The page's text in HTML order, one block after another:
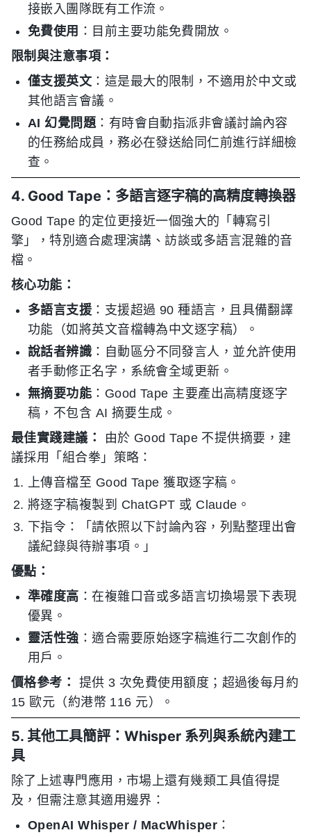
接嵌入團隊既有工作流。
免費使用 ：目前主要功能免費開放。
限制與注意事項：
僅支援英文 ：這是最大的限制，不適用於中文或
其他語言會議。
AI 幻覺問題 ：有時會自動指派非會議討論內容
的任務給成員，務必在發送給同仁前進行詳細檢
查。
4. Good Tape：多語言逐字稿的高精度轉換器
Good Tape 的定位更接近一個強大的「轉寫引
擎」，特別適合處理演講、訪談或多語言混雜的音
檔。
核心功能：
多語言支援 ：支援超過 90 種語言，且具備翻譯
功能（如將英文音檔轉為中文逐字稿）。
說話者辨識 ：自動區分不同發言人，並允許使用
者手動修正名字，系統會全域更新。
無摘要功能 ：Good Tape 主要產出高精度逐字
稿，不包含 AI 摘要生成。
最佳實踐建議：
由於 Good Tape 不提供摘要，建
議採用「組合拳」策略：
上傳音檔至 Good Tape 獲取逐字稿。
將逐字稿複製到 ChatGPT 或 Claude。
下指令：「請依照以下討論內容，列點整理出會
議紀錄與待辦事項。」
優點：
準確度高 ：在複雜口音或多語言切換場景下表現
優異。
靈活性強 ：適合需要原始逐字稿進行二次創作的
用戶。
價格參考：
提供 3 次免費使用額度；超過後每月約
15 歐元（約港幣 116 元）。
5. 其他工具簡評：Whisper 系列與系統內建工
具
除了上述專門應用，市場上還有幾類工具值得提
及，但需注意其適用邊界：
OpenAI Whisper / MacWhisper ：